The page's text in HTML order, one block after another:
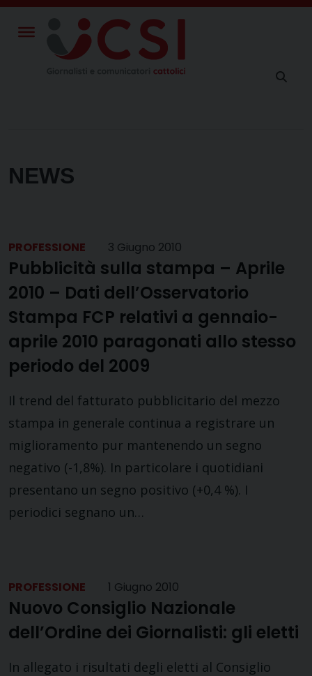
Skip
content
NEWS
PROFESSIONE 3 Giugno 2010
Pubblicità sulla stampa – Aprile
2010 – Dati dell’Osservatorio
Stampa FCP relativi a gennaio-
aprile 2010 paragonati allo stesso
periodo del 2009
Il trend del fatturato pubblicitario del mezzo
stampa in generale continua a registrare un
miglioramento pur mantenendo un segno
negativo (-1,8%). In particolare i quotidiani
presentano un segno positivo (+0,4 %). I
periodici segnano un…
PROFESSIONE 1 Giugno 2010
Nuovo Consiglio Nazionale
dell’Ordine dei Giornalisti: gli eletti
In allegato i risultati degli eletti al Consiglio